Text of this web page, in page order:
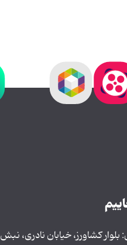
بلوار کشاورز، خیابان نادری، نبش